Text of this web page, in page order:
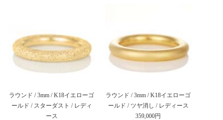
ラウンド / 3mm / K18イエローゴ
ールド / スターダスト / レディ
ース
ラウンド / 3mm / K18イエローゴ
ールド / ツヤ消し / レディース
359,000円